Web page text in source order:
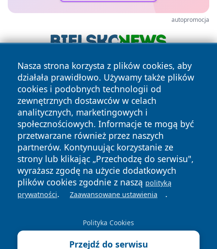
autopromocja
Nasza strona korzysta z plików cookies, aby
działała prawidłowo. Używamy także plików
cookies i podobnych technologii od
zewnętrznych dostawców w celach
analitycznych, marketingowych i
społecznościowych. Informacje te mogą być
przetwarzane również przez naszych
partnerów. Kontynuując korzystanie ze
strony lub klikając „Przechodzę do serwisu",
wyrażasz zgodę na użycie dodatkowych
plików cookies zgodnie z naszą polityką
prywatności. Zaawansowane ustawienia .
Polityka Cookies
Przejdź do serwisu
Copyright © 2026 kielceinfo.pl Wszystkie prawa zastrzeżone.
News Autorzy
Polityka
Prywatności
Polityka
Cookies